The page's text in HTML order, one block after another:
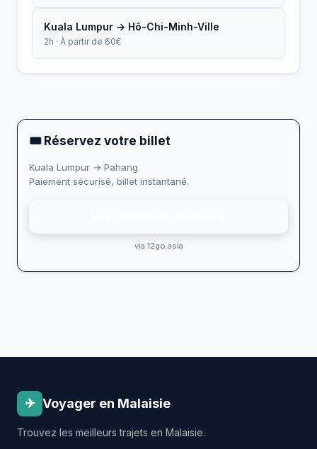
Kuala Lumpur → Hô-Chi-Minh-Ville
2h · À partir de 60€
🎟 Réservez votre billet
Kuala Lumpur → Pahang
Paiement sécurisé, billet instantané.
via 12go.asia
✈ Voyager en Malaisie
Trouvez les meilleurs trajets en Malaisie.